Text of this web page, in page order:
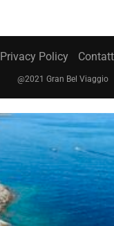
Privacy Policy
@2021 Gran Bel Viaggio